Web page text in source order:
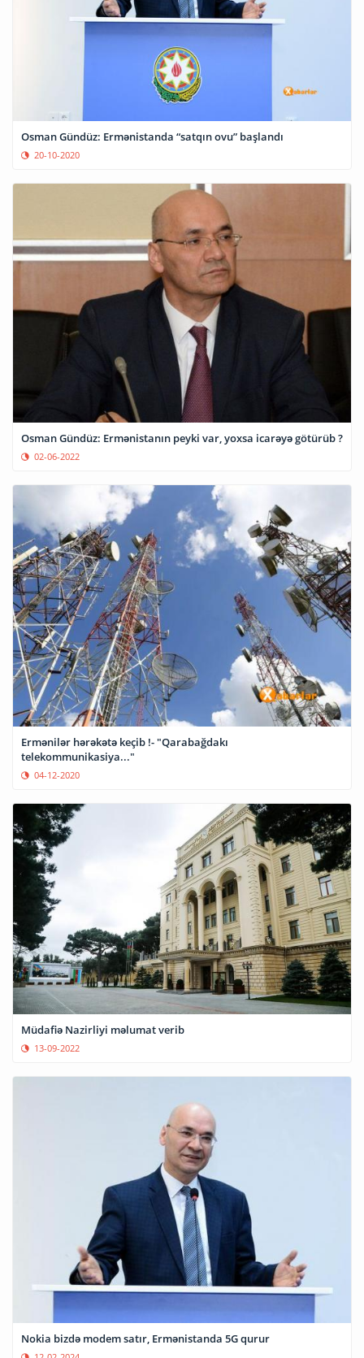
Osman Gündüz: Ermənistanda “satqın ovu” başlandı
20-10-2020
Osman Gündüz: Ermənistanın peyki var, yoxsa icarəyə götürüb ?
02-06-2022
Ermənilər hərəkətə keçib !- "Qarabağdakı
telekommunikasiya..."
04-12-2020
Müdafiə Nazirliyi məlumat verib
13-09-2022
Nokia bizdə modem satır, Ermənistanda 5G qurur